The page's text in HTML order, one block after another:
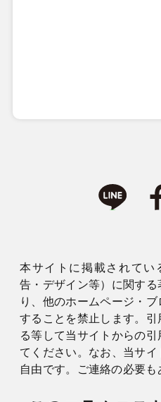
本サイトに掲載されてい
告・デザイン等）に関す
り、他のホームページ・
することを禁止します。
る等して当サイトからの
てください。なお、当サ
自由です。ご連絡の必要も